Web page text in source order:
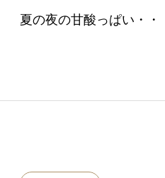
夏の夜の甘酸っぱい・・